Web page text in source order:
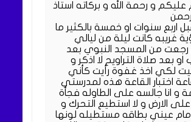
عليكم و رحمة الله و بركاته استاذ
اربع سنوات او خمسة بالكثير ما
غريبه كانت ليلة من ليالي
رجعت من المسجد النبوي بعد
او بعد صلاة التراويح لا اذكر و
لكي اخذ غفوة رأيت كأني
اختبار القاعة هذه لمدرستي
و انا جالسه على الطاوله فجأة
الارض و لا استطيع التحرك و
عيني بطاقه مستطيله لونها